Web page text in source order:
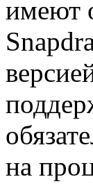
имеют
на